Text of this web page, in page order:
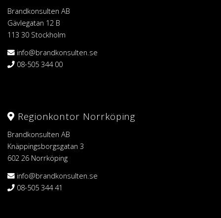
Brandkonsulten AB
Gävlegatan 12 B
113 30 Stockholm
info@brandkonsulten.se
08-505 344 00
Regionkontor Norrköping
Brandkonsulten AB
Knäppingsborgsgatan 3
602 26 Norrköping
info@brandkonsulten.se
08-505 344 41